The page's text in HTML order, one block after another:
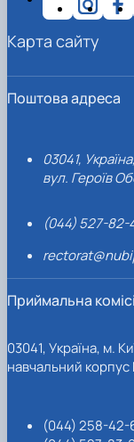
Поштова адреса
03041,
вул. Героїв
(044) 527-82-
Приймальна
03041, Україна, м.
навчальний
(044) 258-42-
Карта сайту